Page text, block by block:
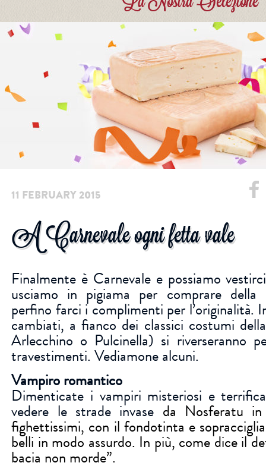
11 FEBRUARY 2015
Facebook
A Carnevale ogni fetta vale
Finalmente è Carnevale e possiamo
usciamo in pigiama per comprare della
perfino farci i complimenti per l’originalità.
cambiati, a fianco dei classici costumi
Arlecchino o Pulcinella) si riverseranno
travestimenti. Vediamone alcuni.
Vampiro romantico
Dimenticate i vampiri misteriosi e
vedere le strade invase da Nosferatu in
fighettissimi, con il fondotinta e
belli in modo assurdo. In più, come dice il
bacia non morde”.